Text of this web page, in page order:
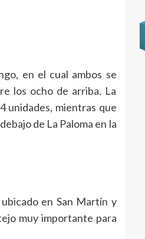
en el cual ambos se
los ocho de arriba. La
unidades, mientras que
de La Paloma en la
en San Martín y
muy importante para